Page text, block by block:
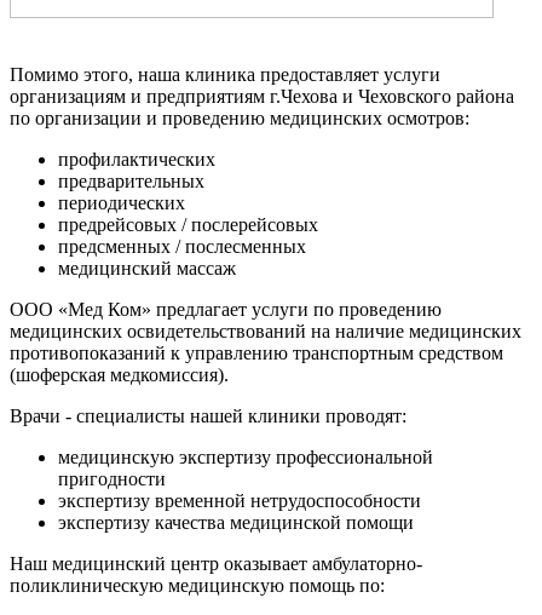
Помимо этого, наша клиника предоставляет услуги
организациям и предприятиям г.Чехова и Чеховского района
по организации и проведению медицинских осмотров:
профилактических
предварительных
периодических
предрейсовых / послерейсовых
предсменных / послесменных
медицинский массаж
ООО «Мед Ком» предлагает услуги по проведению
медицинских освидетельствований на наличие медицинских
противопоказаний к управлению транспортным средством
(шоферская медкомиссия).
Врачи - специалисты нашей клиники проводят:
медицинскую экспертизу профессиональной
пригодности
экспертизу временной нетрудоспособности
экспертизу качества медицинской помощи
Наш медицинский центр оказывает амбулаторно-
поликлиническую медицинскую помощь по: